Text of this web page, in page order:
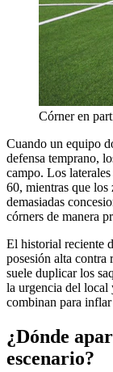
Córner en
Cuando un equipo
defensa temprano,
campo. Los
60, mientras que los
demasiadas
córners de manera
El historial reciente
posesión alta
suele duplicar los
la urgencia del local
combinan para
¿Dónde
escenario?